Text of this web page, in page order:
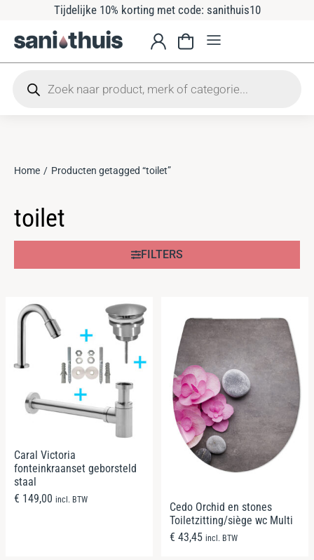
Tijdelijke 10% korting met code: sanithuis10
Je bent hier:
Home Producten getagged “toilet”
toilet
FILTERS
Caral Victoria
fonteinkraanset geborsteld
staal
€ 149,00 incl. BTW
Cedo Orchid en stones
Toiletzitting/siège wc Multi
€ 43,45 incl. BTW